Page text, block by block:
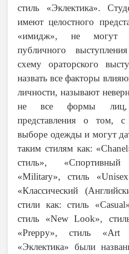
стиль «Эклектика».
имеют целостного
«имидж», не могут
публичного
схему ораторского
назвать все факторы
личности, называют
не все формы
представления о том,
выборе одежды и могут
таким стилям как: «Chanel
стиль»,
«Military», стиль «Unisex
«Классический
стили как: стиль «Casual
стиль «New Look»,
«Preppy», стиль «Art
«Эклектика» были